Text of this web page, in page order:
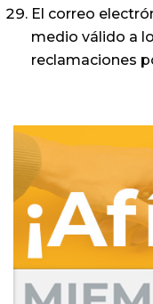
El correo
medio válido a
reclamaciones